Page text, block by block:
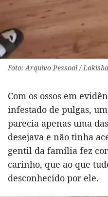
Foto: Arquivo Pessoal /
Com os ossos em
infestado de pulgas,
parecia apenas uma
desejava e não tinha
gentil da família fez
carinho, que ao que
desconhecido por ele.